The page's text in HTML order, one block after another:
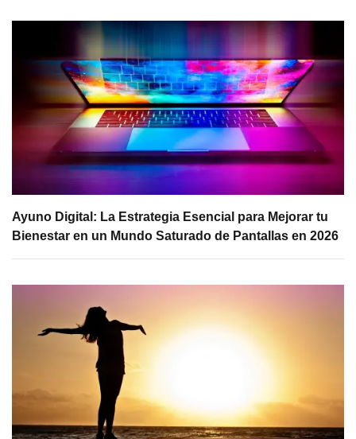
Ayuno Digital: La Estrategia Esencial para Mejorar tu
Bienestar en un Mundo Saturado de Pantallas en 2026